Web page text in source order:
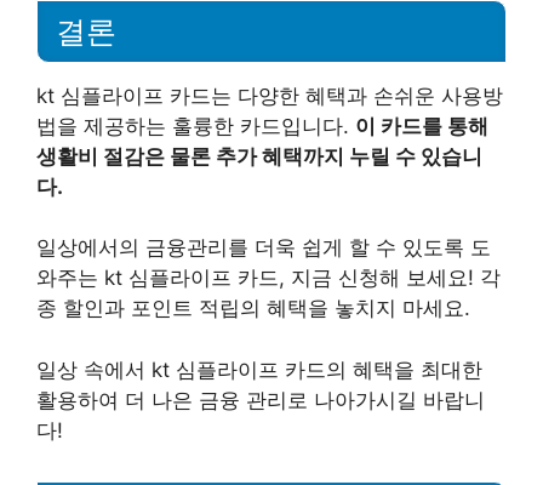
결론
kt 심플라이프 카드는 다양한 혜택과 손쉬운 사용방
법을 제공하는 훌륭한 카드입니다. 이 카드를 통해
생활비 절감은 물론 추가 혜택까지 누릴 수 있습니
다.
일상에서의 금융관리를 더욱 쉽게 할 수 있도록 도
와주는 kt 심플라이프 카드, 지금 신청해 보세요! 각
종 할인과 포인트 적립의 혜택을 놓치지 마세요.
일상 속에서 kt 심플라이프 카드의 혜택을 최대한
활용하여 더 나은 금융 관리로 나아가시길 바랍니
다!